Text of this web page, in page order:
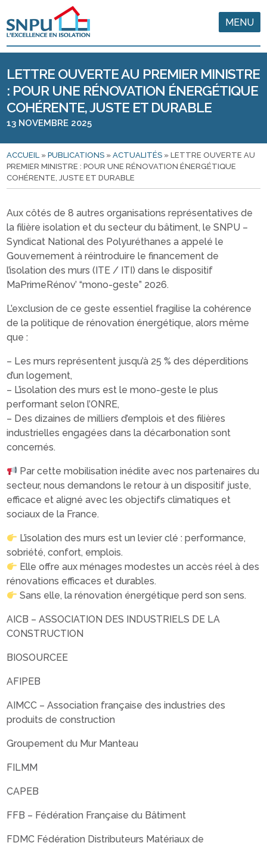
MENU
LETTRE OUVERTE AU PREMIER MINISTRE
: POUR UNE RÉNOVATION ÉNERGÉTIQUE
COHÉRENTE, JUSTE ET DURABLE
13 NOVEMBRE 2025
ACCUEIL»PUBLICATIONS »ACTUALITÉS »LETTRE OUVERTE AU
PREMIER MINISTRE : POUR UNE RÉNOVATION ÉNERGÉTIQUE
COHÉRENTE, JUSTE ET DURABLE
Aux côtés de 8 autres organisations représentatives de
la filière isolation et du secteur du bâtiment, le SNPU –
Syndicat National des Polyuréthanes a appelé le
Gouvernement à réintroduire le financement de
l’isolation des murs (ITE / ITI) dans le dispositif
MaPrimeRénov’ “mono-geste” 2026.
L’exclusion de ce geste essentiel fragilise la cohérence
de la politique de rénovation énergétique, alors même
que :
– Les murs représentent jusqu’à 25 % des déperditions
d’un logement,
– L’isolation des murs est le mono-geste le plus
performant selon l’ONRE,
– Des dizaines de milliers d’emplois et des filières
industrielles engagées dans la décarbonation sont
concernés.
Par cette mobilisation inédite avec nos partenaires du
secteur, nous demandons le retour à un dispositif juste,
efficace et aligné avec les objectifs climatiques et
sociaux de la France.
L’isolation des murs est un levier clé : performance,
sobriété, confort, emplois.
Elle offre aux ménages modestes un accès réel à des
rénovations efficaces et durables.
Sans elle, la rénovation énergétique perd son sens.
AICB – ASSOCIATION DES INDUSTRIELS DE LA
CONSTRUCTION
BIOSOURCEE
AFIPEB
AIMCC – Association française des industries des
produits de construction
Groupement du Mur Manteau
FILMM
CAPEB
FFB – Fédération Française du Bâtiment
FDMC Fédération Distributeurs Matériaux de